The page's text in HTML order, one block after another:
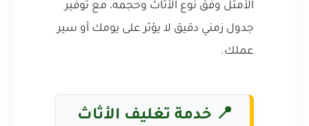
الأمثل وفق نوع الأثاث وحجمه، مع توفير
جدول زمني دقيق لا يؤثر على يومك أو سير
عملك.
📍 خدمة تغليف الأثاث